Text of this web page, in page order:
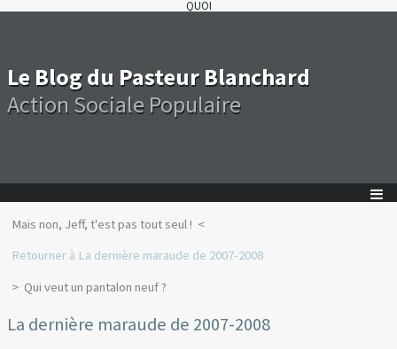
QUOI
Le Blog du Pasteur Blanchard
Action Sociale Populaire
Mais non, Jeff, t'est pas tout seul !
Retourner à La dernière maraude de 2007-2008
Qui veut un pantalon neuf ?
La dernière maraude de 2007-2008